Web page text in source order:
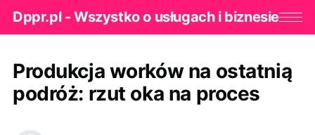
Dppr.pl - Wszystko o usługach i biznesie
Produkcja worków na ostatnią
podróż: rzut oka na proces